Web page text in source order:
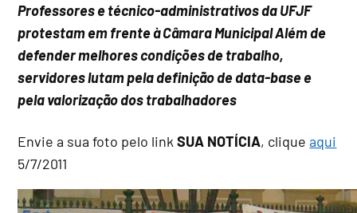
Professores e técnico-administrativos da UFJF
protestam em frente à Câmara MunicipalAlém de
defender melhores condições de trabalho,
servidores lutam pela definição de data-base e
pela valorização dos trabalhadores
Envie a sua foto pelo linkSUA NOTÍCIA, cliqueaqui
5/7/2011